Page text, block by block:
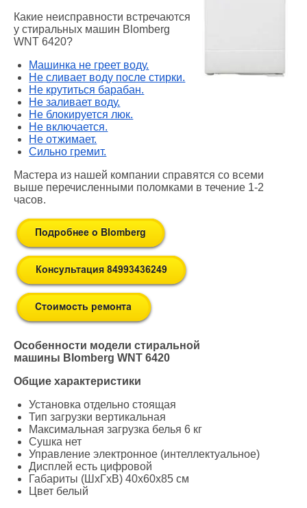
Какие неисправности встречаются
у стиральных машин Blomberg
WNT 6420?
Машинка не греет воду.
Не сливает воду после стирки.
Не крутиться барабан.
Не заливает воду.
Не блокируется люк.
Не включается.
Не отжимает.
Сильно гремит.
Мастера из нашей компании справятся со всеми
выше перечисленными поломками в течение 1-2
часов.
Особенности модели стиральной
машины Blomberg WNT 6420
Общие характеристики
Установка отдельно стоящая
Тип загрузки вертикальная
Максимальная загрузка белья 6 кг
Сушка нет
Управление электронное (интеллектуальное)
Дисплей есть цифровой
Габариты (ШxГxВ) 40x60x85 см
Цвет белый